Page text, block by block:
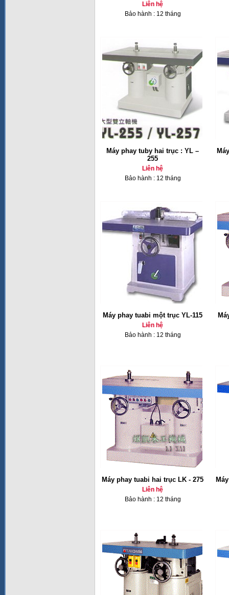
Liên hệ
Bảo hành : 12 tháng
Máy phay tuby hai trục : YL –
255
Liên hệ
Bảo hành : 12 tháng
Máy phay tuabi một trục YL-115
Liên hệ
Bảo hành : 12 tháng
Máy phay tuabi hai trục LK - 275
Liên hệ
Bảo hành : 12 tháng